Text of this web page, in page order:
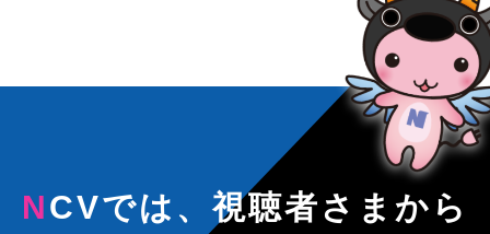
NCVでは、視聴者さまから